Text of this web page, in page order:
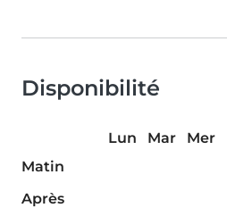
Disponibilité
Lun Mar Mer
Matin
Après